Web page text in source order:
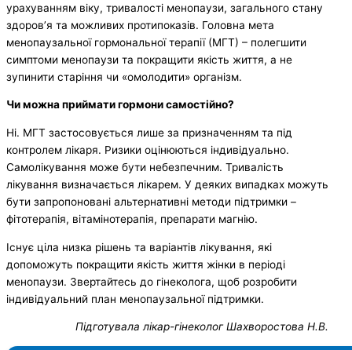
урахуванням віку, тривалості менопаузи, загального стану
здоров’я та можливих протипоказів. Головна мета
менопаузальної гормональної терапії (МГТ) – полегшити
симптоми менопаузи та покращити якість життя, а не
зупинити старіння чи «омолодити» організм.
Чи можна приймати гормони самостійно?
Ні. МГТ застосовується лише за призначенням та під
контролем лікаря. Ризики оцінюються індивідуально.
Самолікування може бути небезпечним. Тривалість
лікування визначається лікарем. У деяких випадках можуть
бути запропоновані альтернативні методи підтримки –
фітотерапія, вітамінотерапія, препарати магнію.
Існує ціла низка рішень та варіантів лікування, які
допоможуть покращити якість життя жінки в періоді
менопаузи. Звертайтесь до гінеколога, щоб розробити
індивідуальний план менопаузальної підтримки.
Підготувала лікар-гінеколог Шахворостова Н.В.